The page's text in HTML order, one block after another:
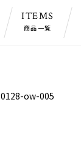
ITEMS
商品一覧
ow-005